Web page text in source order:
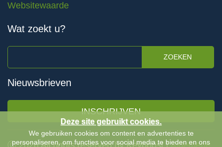
Websitewaarde
Wat zoekt u?
ZOEKEN
Nieuwsbrieven
INSCHRIJVEN
Deze site gebruikt cookies.
We gebruiken cookies om content en advertenties te
personaliseren, om functies voor social media te bieden en ons